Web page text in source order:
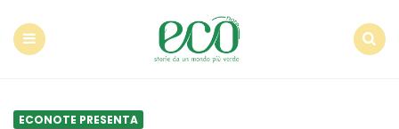
ECONOTE PRESENTA